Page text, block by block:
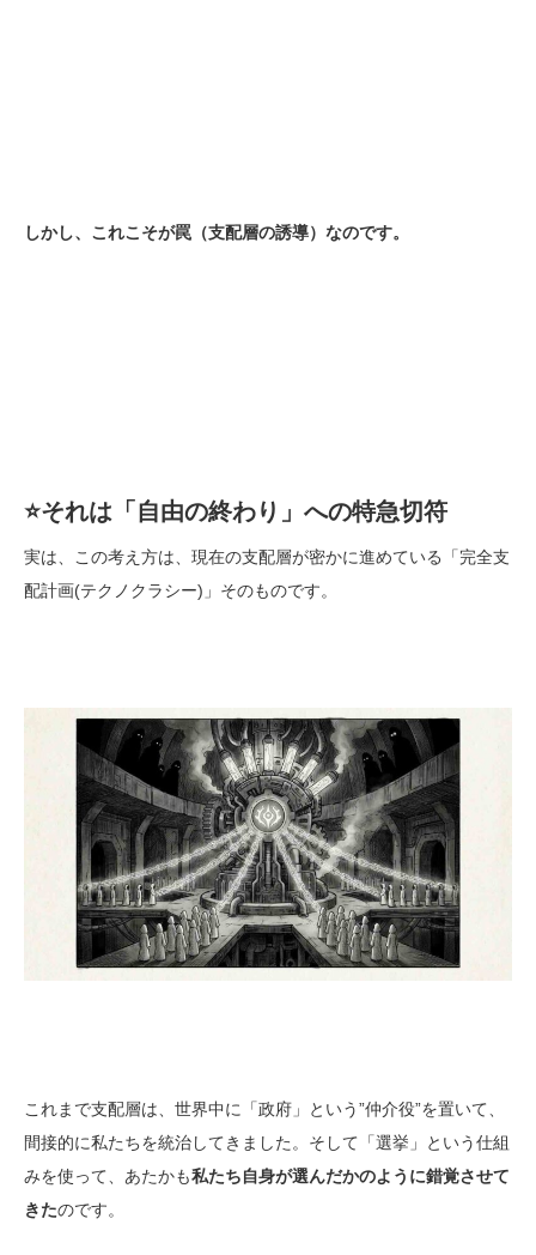
しかし、これこそが罠（支配層の誘導）なのです。
⭐️それは「自由の終わり」への特急切符
実は、この考え方は、現在の支配層が密かに進めている「完全支
配計画(テクノクラシー)」そのものです。
これまで支配層は、世界中に「政府」という”仲介役”を置いて、
間接的に私たちを統治してきました。そして「選挙」という仕組
みを使って、あたかも私たち自身が選んだかのように錯覚させて
きたのです。